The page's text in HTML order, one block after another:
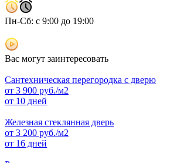
Пн-Сб: с 9:00 до 19:00
Вас могут заинтересовать
Сантехническая перегородка с дверю
от 3 900 руб./м2
от 10 дней
Железная стеклянная дверь
от 3 200 руб./м2
от 16 дней